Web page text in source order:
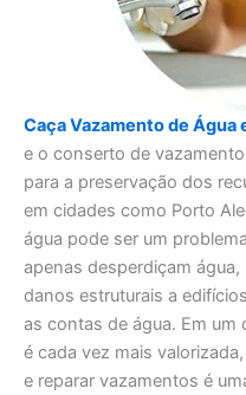
Caça Vazamento de Água
e o conserto de
para a preservação dos
em cidades como Porto
água pode ser um
apenas desperdiçam
danos estruturais a
as contas de água. Em
é cada vez mais
e reparar vazamentos é